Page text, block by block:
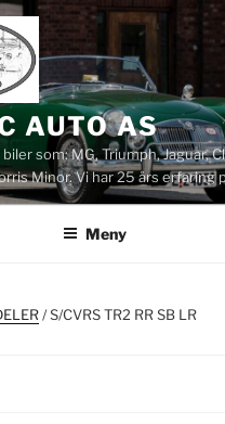
AUTO AS
som: MG, Triumph, Jaguar,
Minor. Vi har 25 års erfaring
Meny
/ S/CVRS TR2 RR SB LR